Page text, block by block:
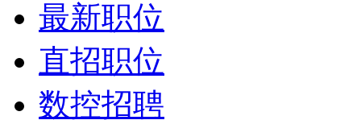
最新职位
直招职位
数控招聘